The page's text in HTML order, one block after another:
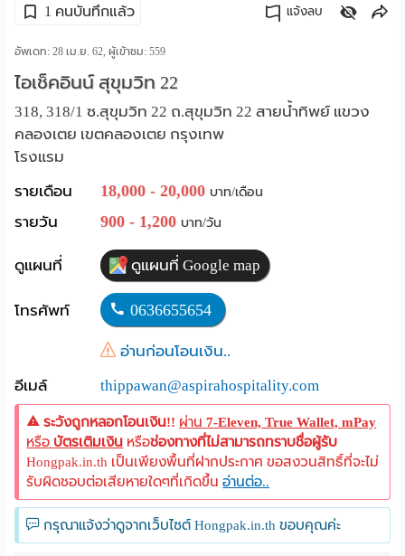
ฟรี
Language
:
English
1 คนบันทึกแล้ว แจ้งลบ
อัพเดท: 28 เม.ย. 62, ผู้เข้าชม:559
ไอเช็คอินน์ สุขุมวิท 22
318, 318/1 ซ.สุขุมวิท 22 ถ.สุขุมวิท 22 สายน้ำทิพย์ แขวง
คลองเตย เขตคลองเตย กรุงเทพ
โรงแรม
รายเดือน
18,000 - 20,000 บาท/เดือน
รายวัน 900 - 1,200 บาท/วัน
ดูแผนที่ ดูแผนที่ Google map
โทรศัพท์ 0636655654
อ่านก่อนโอนเงิน..
อีเมล์
thippawan@aspirahospitality.com
ระวังถูกหลอกโอนเงิน!! ผ่าน7-Eleven, True Wallet, mPay
หรือ บัตรเติมเงิน หรือช่องทางที่ไม่สามารถทราบชื่อผู้รับ
Hongpak.in.th เป็นเพียงพื้นที่ฝากประกาศ ขอสงวนสิทธิ์ที่จะไม่
รับผิดชอบต่อเสียหายใดๆที่เกิดขึ้นอ่านต่อ..
กรุณาแจ้งว่าดูจากเว็บไซต์ Hongpak.in.th ขอบคุณค่ะ